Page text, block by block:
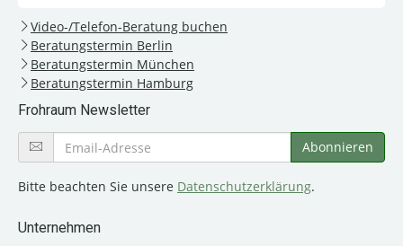
Video-/Telefon-Beratung buchen
Beratungstermin Berlin
Beratungstermin München
Beratungstermin Hamburg
Frohraum Newsletter
Bitte beachten Sie unsere Datenschutzerklärung.
Unternehmen